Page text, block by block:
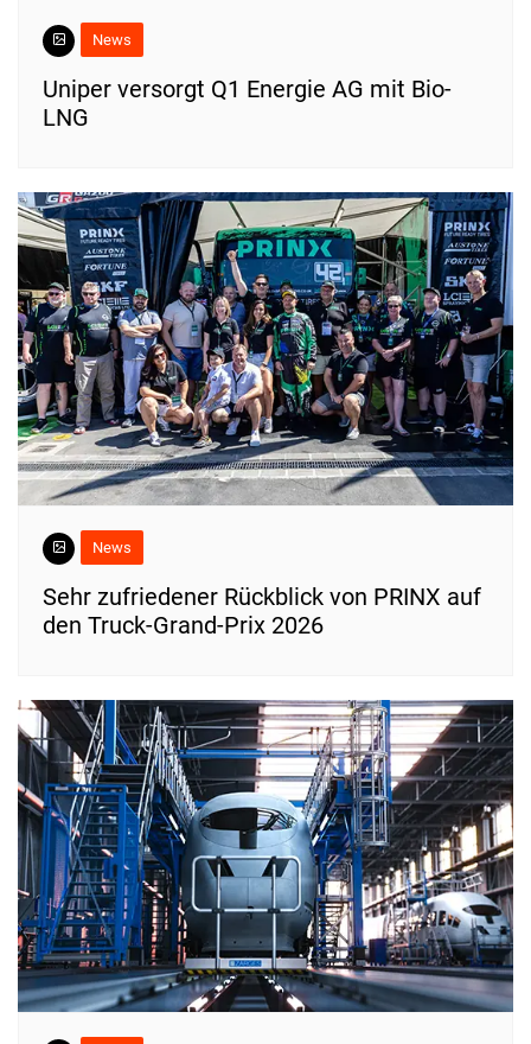
News
Uniper versorgt Q1 Energie AG mit Bio-
LNG
News
Sehr zufriedener Rückblick von PRINX auf
den Truck-Grand-Prix 2026